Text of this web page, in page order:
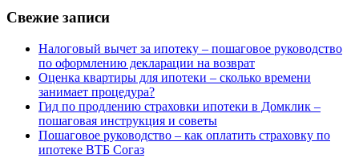
Свежие записи
Налоговый вычет за ипотеку – пошаговое руководство
по оформлению декларации на возврат
Оценка квартиры для ипотеки – сколько времени
занимает процедура?
Гид по продлению страховки ипотеки в Домклик –
пошаговая инструкция и советы
Пошаговое руководство – как оплатить страховку по
ипотеке ВТБ Согаз